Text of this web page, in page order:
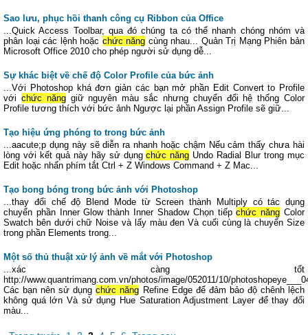
Sao lưu, phục hồi thanh công cụ Ribbon của Office
...Quick Access Toolbar, qua đó chúng ta có thể nhanh chóng nhóm và
phân loại các lệnh hoặc chức năng cùng nhau... Quản Trị Mạng Phiên bản
Microsoft Office 2010 cho phép người sử dụng dễ...
Sự khác biệt về chế độ Color Profile của bức ảnh
...Với Photoshop khá đơn giản các bạn mở phần Edit Convert to Profile
với chức nănggiữ nguyên màu sắc nhưng chuyển đổi hệ thống Color
Profile tương thích với bức ảnh Ngược lại phần Assign Profile sẽ giữ...
Tạo hiệu ứng phóng to trong bức ảnh
...aacute;p dụng này sẽ diễn ra nhanh hoặc chậm Nếu cảm thấy chưa hài
lòng với kết quả này hãy sử dụngchức năng Undo Radial Blur trong mục
Edit hoặc nhấn phím tắt Ctrl + Z Windows Command + Z Mac...
Tạo bong bóng trong bức ảnh với Photoshop
...thay đổi chế độ Blend Mode từ Screen thành Multiply có tác dụng
chuyển phần Inner Glow thành Inner Shadow Chọn tiếpchức năng Color
Swatch bên dưới chữ Noise và lấy màu đen Và cuối cùng là chuyển Size
trong phần Elements trong...
Một số thủ thuật xử lý ảnh về mắt với Photoshop
...xác càng tốt
http://www.quantrimang.com.vn/photos/image/052011/10/
Các bạn nên sử dụngchức năng Refine Edge để đảm bảo độ chênh lệch
không quá lớn Và sử dụng Hue Saturation Adjustment Layer để thay đổi
màu...